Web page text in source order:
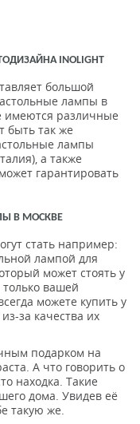
INOLIGHT
большой
лампы в
имеются различные
быть так же
лампы
а также
гарантировать
В МОСКВЕ
стать например:
лампой для
может стоять у
вашей
можете купить у
за качества их
подарком на
А что говорить о
находка. Такие
дома. Увидев её
такую же.